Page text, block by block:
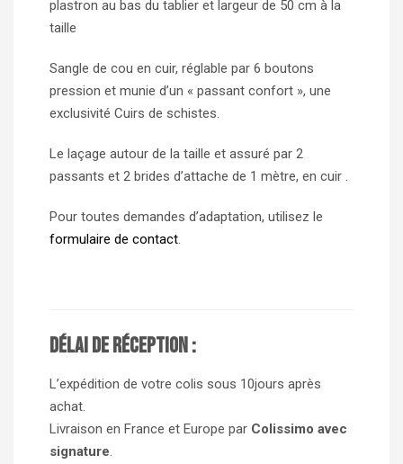
plastron au bas du tablier et largeur de 50 cm à la
taille
Sangle de cou en cuir, réglable par 6 boutons
pression et munie d’un « passant confort », une
exclusivité Cuirs de schistes.
Le laçage autour de la taille et assuré par 2
passants et 2 brides d’attache de 1 mètre, en cuir .
Pour toutes demandes d’adaptation, utilisez le
formulaire de contact
Délai de réception :
L’expédition de votre colis sous 10jours après
achat.
Livraison en France et Europe par Colissimo avec
signature